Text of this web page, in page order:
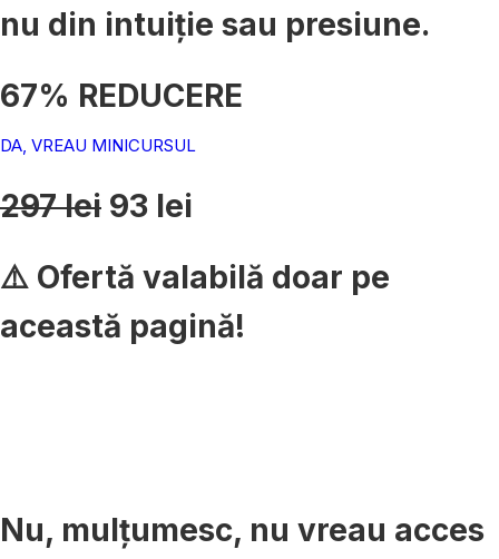
nu din intuiție sau presiune.
67% REDUCERE
DA, VREAU MINICURSUL
297 lei 93 lei
⚠️ Ofertă valabilă doar pe
această pagină!
Nu, mulțumesc, nu vreau acces